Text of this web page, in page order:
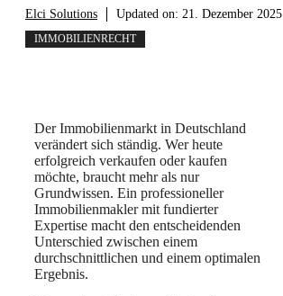
Elci Solutions Updated on: 21. Dezember 2025
IMMOBILIENRECHT
Der Immobilienmarkt in Deutschland
verändert sich ständig. Wer heute
erfolgreich verkaufen oder kaufen
möchte, braucht mehr als nur
Grundwissen. Ein professioneller
Immobilienmakler mit fundierter
Expertise macht den entscheidenden
Unterschied zwischen einem
durchschnittlichen und einem optimalen
Ergebnis.